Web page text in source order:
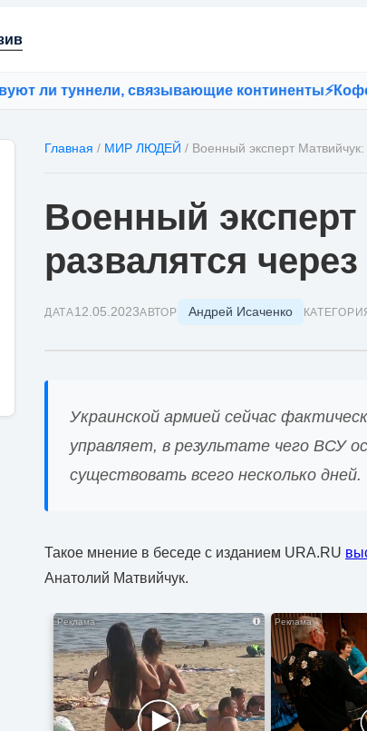
туннели, связывающие континенты⚡Кофейная
Главная / МИР ЛЮДЕЙ / Военный эксперт
Военный
развалятся
ДАТА12.05.2023АВТОР Андрей Исаченко
Украинской армией сейчас
управляет, в результате чего ВСУ
существовать всего несколько дней.
Такое мнение в беседе с изданием URA.RU
Анатолий Матвийчук.
i